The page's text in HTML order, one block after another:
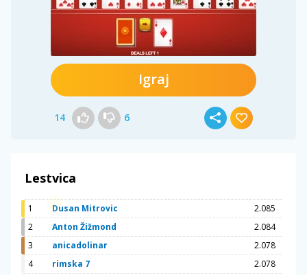
Igraj
14 6
Lestvica
1 Dusan Mitrovic
2.085
2
Anton Žižmond
2.084
3
anicadolinar
2.078
4
rimska 7
2.078